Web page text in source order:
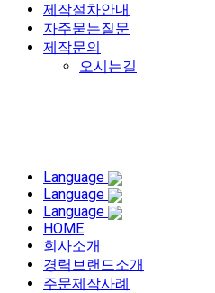
제작절차안내
자주묻는질문
제작문의
오시는길
Language
Language
Language
HOME
회사소개
경력브랜드소개
주문제작사례